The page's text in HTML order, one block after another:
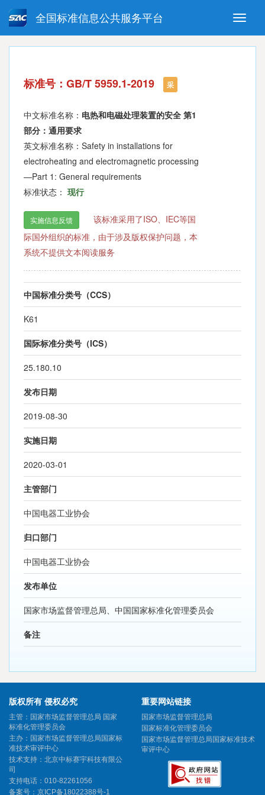
Toggle
全国标准信息公共服务平台
强制性国家标准 推荐性国家标准
指导性技术文件 (National standards in foreign
language version)
标准号：GB/T 5959.1-2019 采
中文标准名称： 电热和电磁处理装置的安全 第1
部分：通用要求
英文标准名称：Safety in installations for
electroheating and electromagnetic processing
—Part 1: General requirements
标准状态： 现行
实施信息反馈
该标准采用了ISO、IEC等国
际国外组织的标准，由于涉及版权保护问题，本
系统不提供文本阅读服务
中国标准分类号（CCS）
K61
国际标准分类号（ICS）
25.180.10
发布日期
2019-08-30
实施日期
2020-03-01
主管部门
中国电器工业协会
归口部门
中国电器工业协会
发布单位
国家市场监督管理总局、中国国家标准化管理委员会
备注
版权所有 侵权必究
主管：国家市场监督管理总局 国家
标准化管理委员会
主办：国家市场监督管理总局国家标
准技术审评中心
技术支持：北京中标赛宇科技有限公
司
支持电话：010-82261056
备案号： 京ICP备18022388号-1
重要网站链接
国家市场监督管理总局
国家标准化管理委员会
国家市场监督管理总局国家标准技术
审评中心